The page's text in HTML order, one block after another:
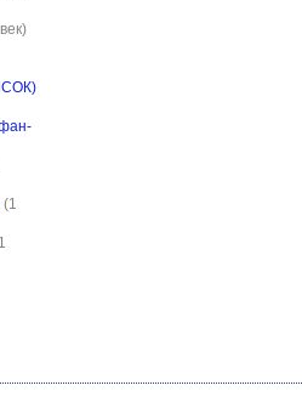
(1